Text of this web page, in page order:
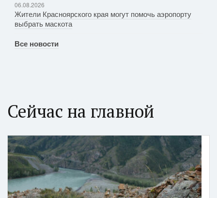
06.08.2026
Жители Красноярского края могут помочь аэропорту
выбрать маскота
Все новости
Сейчас на главной